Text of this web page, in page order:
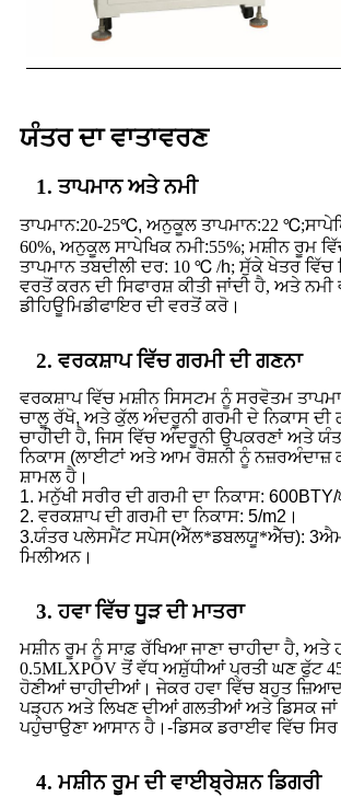
ਯੰਤਰ ਦਾ ਵਾਤਾਵਰਣ
1. ਤਾਪਮਾਨ ਅਤੇ ਨਮੀ
ਤਾਪਮਾਨ:20-25℃, ਅਨੁਕੂਲ ਤਾਪਮਾਨ:22 ℃;
60%, ਅਨੁਕੂਲ ਸਾਪੇਖਿਕ ਨਮੀ:55%; ਮਸ਼ੀਨ ਰੂਮ
ਤਾਪਮਾਨ ਤਬਦੀਲੀ ਦਰ: 10 ℃ /h; ਸੁੱਕੇ ਖੇਤਰ ਵਿੱਚ
ਵਰਤੋਂ ਕਰਨ ਦੀ ਸਿਫਾਰਸ਼ ਕੀਤੀ ਜਾਂਦੀ ਹੈ, ਅਤੇ ਨਮੀ
ਡੀਹਿਊਮਿਡੀਫਾਇਰ ਦੀ ਵਰਤੋਂ ਕਰੋ।
2. ਵਰਕਸ਼ਾਪ ਵਿੱਚ ਗਰਮੀ ਦੀ ਗਣਨਾ
ਵਰਕਸ਼ਾਪ ਵਿੱਚ ਮਸ਼ੀਨ ਸਿਸਟਮ ਨੂੰ ਸਰਵੋਤਮ
ਚਾਲੂ ਰੱਖੋ, ਅਤੇ ਕੁੱਲ ਅੰਦਰੂਨੀ ਗਰਮੀ ਦੇ ਨਿਕਾਸ ਦੀ
ਚਾਹੀਦੀ ਹੈ, ਜਿਸ ਵਿੱਚ ਅੰਦਰੂਨੀ ਉਪਕਰਣਾਂ ਅਤੇ
ਨਿਕਾਸ (ਲਾਈਟਾਂ ਅਤੇ ਆਮ ਰੋਸ਼ਨੀ ਨੂੰ ਨਜ਼ਰਅੰਦਾਜ਼
ਸ਼ਾਮਲ ਹੈ।
1. ਮਨੁੱਖੀ ਸਰੀਰ ਦੀ ਗਰਮੀ ਦਾ ਨਿਕਾਸ:
2. ਵਰਕਸ਼ਾਪ ਦੀ ਗਰਮੀ ਦਾ ਨਿਕਾਸ: 5/m2।
3.ਯੰਤਰ ਪਲੇਸਮੈਂਟ ਸਪੇਸ(ਐੱਲ*ਡਬਲਯੂ*ਐੱਚ): 3
ਮਿਲੀਅਨ।
3. ਹਵਾ ਵਿੱਚ ਧੂੜ ਦੀ ਮਾਤਰਾ
ਮਸ਼ੀਨ ਰੂਮ ਨੂੰ ਸਾਫ਼ ਰੱਖਿਆ ਜਾਣਾ ਚਾਹੀਦਾ ਹੈ, ਅਤੇ
0.5MLXPOV ਤੋਂ ਵੱਧ ਅਸ਼ੁੱਧੀਆਂ ਪ੍ਰਤੀ ਘਣ ਫੁੱਟ
ਹੋਣੀਆਂ ਚਾਹੀਦੀਆਂ। ਜੇਕਰ ਹਵਾ ਵਿੱਚ ਬਹੁਤ
ਪੜ੍ਹਨ ਅਤੇ ਲਿਖਣ ਦੀਆਂ ਗਲਤੀਆਂ ਅਤੇ ਡਿਸਕ ਜਾਂ
ਪਹੁੰਚਾਉਣਾ ਆਸਾਨ ਹੈ। -ਡਿਸਕ ਡਰਾਈਵ ਵਿੱਚ ਸਿਰ
4. ਮਸ਼ੀਨ ਰੂਮ ਦੀ ਵਾਈਬ੍ਰੇਸ਼ਨ ਡਿਗਰੀ